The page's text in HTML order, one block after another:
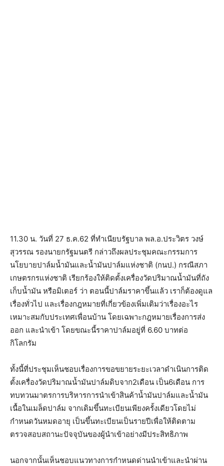
11.30 น. วันที่ 27 ธ.ค.62 ที่ทำเนียบรัฐบาล พล.อ.ประวิตร วงษ์
สุวรรณ รองนายกรัฐมนตรี กล่าวถึงผลประชุมคณะกรรมการ
นโยบายปาล์มน้ำมันและน้ำมันปาล์มแห่งชาติ (กนป.) กรณีสภา
เกษตรกรแห่งชาติ เรียกร้องให้ติดตั้งเครื่องวัดปริมาณน้ำมันที่ถัง
เก็บน้ำมัน หรือมิเตอร์ ว่า ตอนนี้ปาล์มราคาขึ้นแล้ว เราก็ต้องดูแล
เรื่องทั่วไป และเรื่องกฎหมายที่เกี่ยวข้องเพิ่มเติมว่าเรื่องอะไร
เหมาะสมกับประเทศเพื่อนบ้าน โดยเฉพาะกฎหมายเรื่องการส่ง
ออก และนำเข้า โดยขณะนี้ราคาปาล์มอยู่ที่ 6.60 บาทต่อ
กิโลกรัม
ทั้งนี้ที่ประชุมเห็นชอบเรื่องการขอขยายระยะเวลาดำเนินการติด
ตั้งเครื่องวัดปริมาณน้ำมันปาล์มดิบจาก2เดือน เป็น6เดือน การ
ทบทวนมาตรการบริหารการนำเข้าสินค้าน้ำมันปาล์มและน้ำมัน
เนื้อในเมล็ดปาล์ม จากเดิมขึ้นทะเบียนเพียงครั้งเดียวโดยไม่
กำหนดวันหมดอายุ เป็นขึ้นทะเบียนเป็นรายปีเพื่อให้ติดตาม
ตรวจสอบสถานะปัจจุบันของผู้นำเข้าอย่างมีประสิทธิภาพ
นอกจากนั้นเห็นชอบแนวทางการกำหนดด่านนำเข้าและนำผ่าน